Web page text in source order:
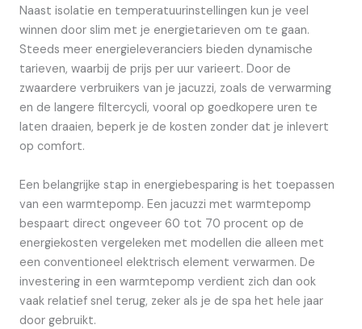
Naast isolatie en temperatuurinstellingen kun je veel
winnen door slim met je energietarieven om te gaan.
Steeds meer energieleveranciers bieden dynamische
tarieven, waarbij de prijs per uur varieert. Door de
zwaardere verbruikers van je jacuzzi, zoals de verwarming
en de langere filtercycli, vooral op goedkopere uren te
laten draaien, beperk je de kosten zonder dat je inlevert
op comfort.
Een belangrijke stap in energiebesparing is het toepassen
van een warmtepomp. Een jacuzzi met warmtepomp
bespaart direct ongeveer 60 tot 70 procent op de
energiekosten vergeleken met modellen die alleen met
een conventioneel elektrisch element verwarmen. De
investering in een warmtepomp verdient zich dan ook
vaak relatief snel terug, zeker als je de spa het hele jaar
door gebruikt.